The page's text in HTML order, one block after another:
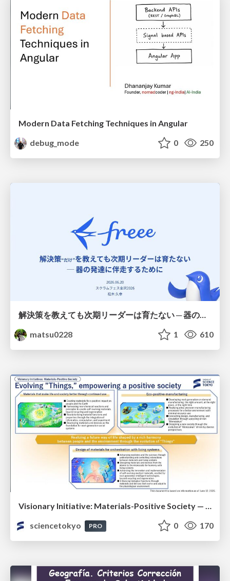
Modern Data Fetching Techniques in Angular
debug_mode
0 250
matsu0228
1 610
Visionary Initiative: Materials-Positive Society — Evolving “Things,” empowering a positive society | Science Tokyo
sciencetokyo
PRO 0 170